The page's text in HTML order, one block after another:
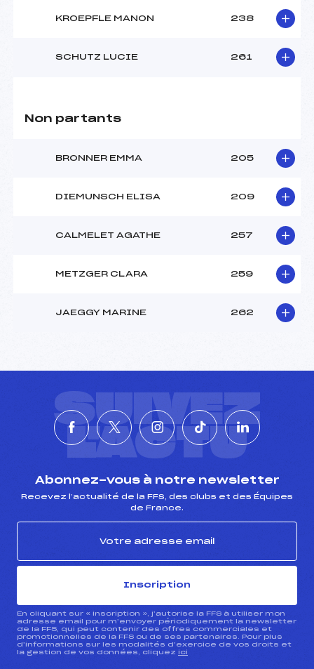
KROEPFLE MANON 238
SCHUTZ LUCIE 261
Non partants
BRONNER EMMA 205
DIEMUNSCH ELISA 209
CALMELET AGATHE 257
METZGER CLARA 259
JAEGGY MARINE 262
SUIVEZ
L'ACTU
Abonnez-vous à notre newsletter
Recevez l’actualité de la FFS, des clubs et des Équipes
de France.
Inscription
En cliquant sur « inscription », j’autorise la FFS à utiliser mon
adresse email pour m’envoyer périodiquement la newsletter
de la FFS, qui peut contenir des offres commerciales et
promotionnelles de la FFS ou de ses partenaires. Pour plus
d’informations sur les modalités d’exercice de vos droits et
la gestion de vos données, cliquez ici